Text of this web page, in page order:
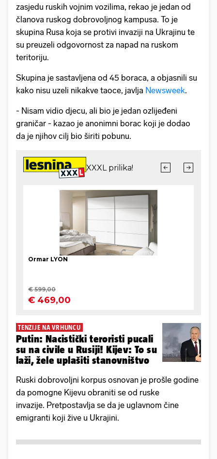
zasjedu ruskih vojnim vozilima, rekao je jedan od
članova ruskog dobrovoljnog kampusa. To je
skupina Rusa koja se protivi invaziji na Ukrajinu te
su preuzeli odgovornost za napad na ruskom
teritoriju.
Skupina je sastavljena od 45 boraca, a objasnili su
kako nisu uzeli nikakve taoce, javlja Newsweek.
- Nisam vidio djecu, ali bio je jedan ozlijeđeni
graničar - kazao je anonimni borac koji je dodao
da je njihov cilj bio širiti pobunu.
TENZIJE NA VRHUNCU
Putin: Nacistički teroristi pucali
su na civile u Rusiji! Kijev: To su
laži, žele uplašiti stanovništvo
Ruski dobrovoljni korpus osnovan je prošle godine
da pomogne Kijevu obraniti se od ruske
invazije. Pretpostavlja se da je uglavnom čine
emigranti koji žive u Ukrajini.